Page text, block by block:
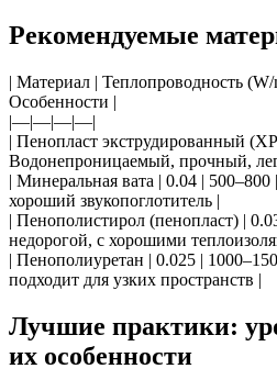
Рекомендуемые
| Материал | Теплопроводность
Особенности |
|—|—|—|—|
| Пенопласт экструдированный
Водонепроницаемый, прочный,
| Минеральная вата | 0.04 |
хороший звукопоглотитель |
| Пенополистирол (пенопласт) |
недорогой, с хорошими
| Пенополиуретан | 0.025 |
подходит для узких пространств |
Лучшие практики:
их особенности